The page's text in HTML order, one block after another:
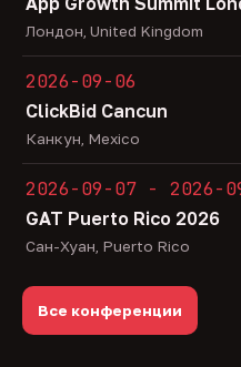
Лондон, United Kingdom
2026-09-06
ClickBid Cancun
Канкун, Mexico
2026-09-07 - 2026-
GAT Puerto Rico 2026
Сан-Хуан, Puerto Rico
Все конференции